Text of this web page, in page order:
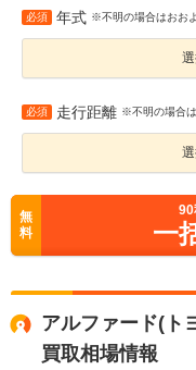
必須 年式 ※不明の場合はおお
必須 走行距離 ※不明の場合
無
料
90
一
アルファード(ト
買取相場情報